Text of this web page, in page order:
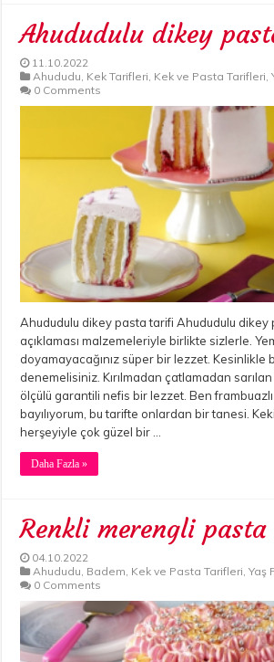
Ahududulu dikey
11.10.2022
Ahududu, Kek Tarifleri, Kek ve Pasta Tarifleri,
0 Comments
Ahududulu dikey pasta tarifi Ahududulu dikey
açıklaması malzemeleriyle birlikte sizlerle.
doyamayacağınız süper bir lezzet. Kesinlikle
denemelisiniz. Kırılmadan çatlamadan
ölçülü garantili nefis bir lezzet. Ben
bayılıyorum, bu tarifte onlardan bir tanesi.
herşeyiyle çok güzel bir …
Daha Fazla »
Renkli merengli
04.10.2022
Ahududu, Badem, Kek ve Pasta Tarifleri,Yaş
0 Comments